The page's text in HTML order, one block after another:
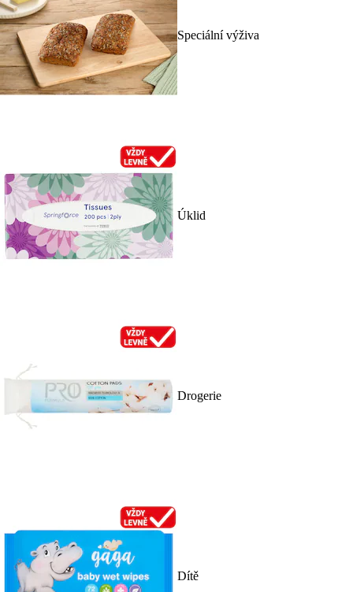
Speciální výživa
Úklid
Drogerie
Dítě